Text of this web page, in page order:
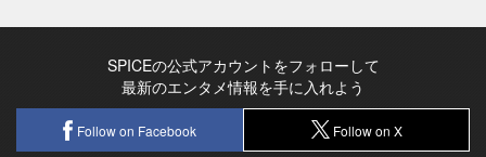
SPICEの公式アカウントをフォローして
最新のエンタメ情報を手に入れよう
Follow on Facebook Follow on X